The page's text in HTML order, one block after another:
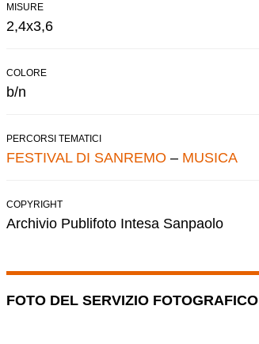
MISURE
2,4x3,6
COLORE
b/n
PERCORSI TEMATICI
FESTIVAL DI SANREMO – MUSICA
COPYRIGHT
Archivio Publifoto Intesa Sanpaolo
FOTO DEL SERVIZIO FOTOGRAFICO